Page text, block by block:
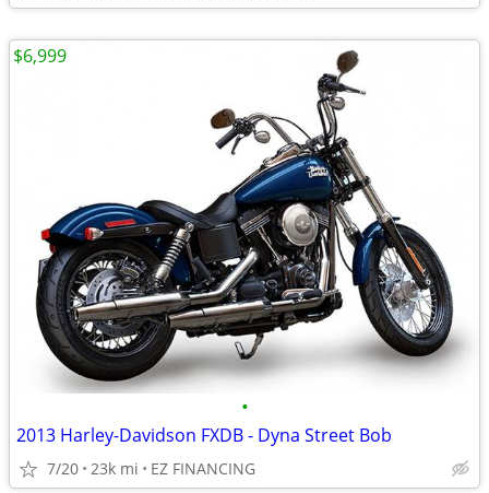
•
2013 Harley-Davidson FXDB - Dyna Street Bob
7/20 23k mi EZ FINANCING
$6,999